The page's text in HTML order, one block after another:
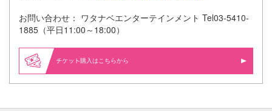
お問い合わせ： ワタナベエンターテインメント Tel03-5410-
1885（平日11:00～18:00）
購入はこちらから